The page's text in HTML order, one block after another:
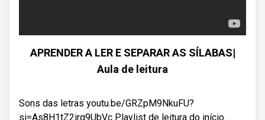
APRENDER A LER E SEPARAR AS SÍLABAS|
Aula de leitura
Sons das letras youtu.be/GRZpM9NkuFU?
si=As8H1tZ2irg9UbVc Playlist de leitura do início ...